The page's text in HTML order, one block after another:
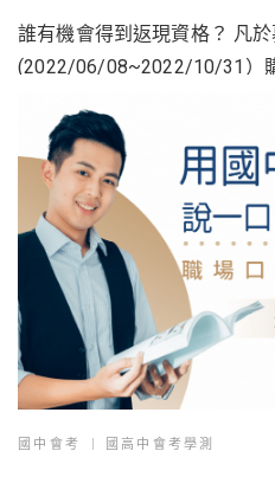
誰有機會得到返現資格？ 凡
(2022/06/08~2022/10/31）
國中會考 國高中會考學測